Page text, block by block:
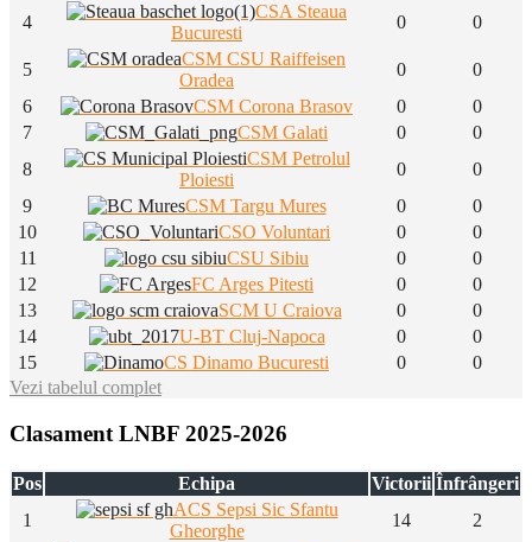
4
CSA Steaua
Bucuresti
0 0
5
CSM CSU Raiffeisen
Oradea
0
0
6
CSM Corona Brasov 0
0
7
CSM Galati 0
0
8
CSM Petrolul
Ploiesti
0
0
9
CSM Targu Mures 0
0
10
CSO Voluntari 0
0
11
CSU Sibiu 0
0
12
FC Arges Pitesti 0
0
13
SCM U Craiova 0
0
14
U-BT Cluj-Napoca 0
0
15
CS Dinamo Bucuresti 0
0
Vezi tabelul complet
Clasament LNBF 2025-2026
Pos Echipa Victorii Înfrângeri
1
ACS Sepsi Sic Sfantu
Gheorghe
14 2